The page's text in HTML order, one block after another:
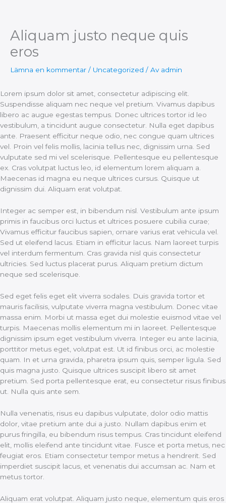
Hoppa
innehåll
Aliquam justo neque quis
eros
Lämna en kommentar / Uncategorized / Av admin
Lorem ipsum dolor sit amet, consectetur adipiscing elit.
Suspendisse aliquam nec neque vel pretium. Vivamus dapibus
libero ac augue egestas tempus. Donec ultrices tortor id leo
vestibulum, a tincidunt augue consectetur. Nulla eget dapibus
ante. Praesent efficitur neque odio, nec congue quam ultrices
vel. Proin vel felis mollis, lacinia tellus nec, dignissim urna. Sed
vulputate sed mi vel scelerisque. Pellentesque eu pellentesque
ex. Cras volutpat luctus leo, id elementum lorem aliquam a.
Maecenas id magna eu neque ultrices cursus. Quisque ut
dignissim dui. Aliquam erat volutpat.
Integer ac semper est, in bibendum nisl. Vestibulum ante ipsum
primis in faucibus orci luctus et ultrices posuere cubilia curae;
Vivamus efficitur faucibus sapien, ornare varius erat vehicula vel.
Sed ut eleifend lacus. Etiam in efficitur lacus. Nam laoreet turpis
vel interdum fermentum. Cras gravida nisl quis consectetur
ultricies. Sed luctus placerat purus. Aliquam pretium dictum
neque sed scelerisque.
Sed eget felis eget elit viverra sodales. Duis gravida tortor et
mauris facilisis, vulputate viverra magna vestibulum. Donec vitae
massa enim. Morbi ut massa eget dui molestie euismod vitae vel
turpis. Maecenas mollis elementum mi in laoreet. Pellentesque
dignissim ipsum eget vestibulum viverra. Integer eu ante lacinia,
porttitor metus eget, volutpat est. Ut id finibus orci, ac molestie
quam. In et urna gravida, pharetra ipsum quis, semper ligula. Sed
quis magna justo. Quisque ultrices suscipit libero sit amet
pretium. Sed porta pellentesque erat, eu consectetur risus finibus
ut. Nulla quis ante sem.
Nulla venenatis, risus eu dapibus vulputate, dolor odio mattis
dolor, vitae pretium ante dui a justo. Nullam dapibus enim et
purus fringilla, eu bibendum risus tempus. Cras tincidunt eleifend
elit, mollis eleifend ante tincidunt vitae. Fusce et porta metus, nec
feugiat eros. Etiam consectetur tempor metus a hendrerit. Sed
imperdiet suscipit lacus, et venenatis dui accumsan ac. Nam et
metus tortor.
Aliquam erat volutpat. Aliquam justo neque, elementum quis eros